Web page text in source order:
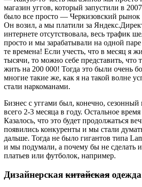
магазин уггов, который запустили в
было все просто — Черкизовский рынок
Он возил, а мы платили за
интернете отсутствовала, весь трафик
просто и мы зарабатывали на одной
те времена! Если учесть, что в месяц я
тысячи, то можно себе представить, что
жить на 200 000! Тогда это были очень
многие такие же, как я на такой волне
стали наркоманами.
Бизнес с уггами был, конечно,
всего 2-3 месяца в году. Остальное
Казалось, что это будет продолжаться
появились конкуренты и мы стали
дальше. Тогда не было гигантов типа
и мы подумали, а почему бы не сделать
платьев или футболок, например.
Дизайнерская китайская одежда